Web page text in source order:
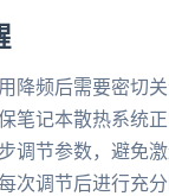
降频后需要密切
笔记本散热系统
调节参数，避免
次调节后进行充